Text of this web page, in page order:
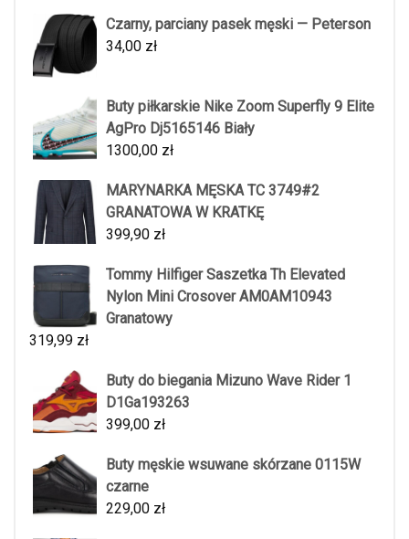
Czarny, parciany pasek męski — Peterson
34,00 zł
Buty piłkarskie Nike Zoom Superfly 9 Elite
AgPro Dj5165146 Biały
1300,00 zł
MARYNARKA MĘSKA TC 3749#2
GRANATOWA W KRATKĘ
399,90 zł
Tommy Hilfiger Saszetka Th Elevated
Nylon Mini Crosover AM0AM10943
Granatowy
319,99 zł
Buty do biegania Mizuno Wave Rider 1
D1Ga193263
399,00 zł
Buty męskie wsuwane skórzane 0115W
czarne
229,00 zł